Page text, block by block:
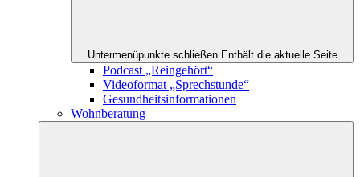
Untermenüpunkte schließen Enthält die aktuelle Seite
Podcast „Reingehört“
Videoformat „Sprechstunde“
Gesundheitsinformationen
Wohnberatung